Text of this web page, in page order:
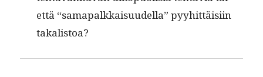
että “sama­palkkaisu­udel­la” pyy­hit­täisi­in
takalistoa?